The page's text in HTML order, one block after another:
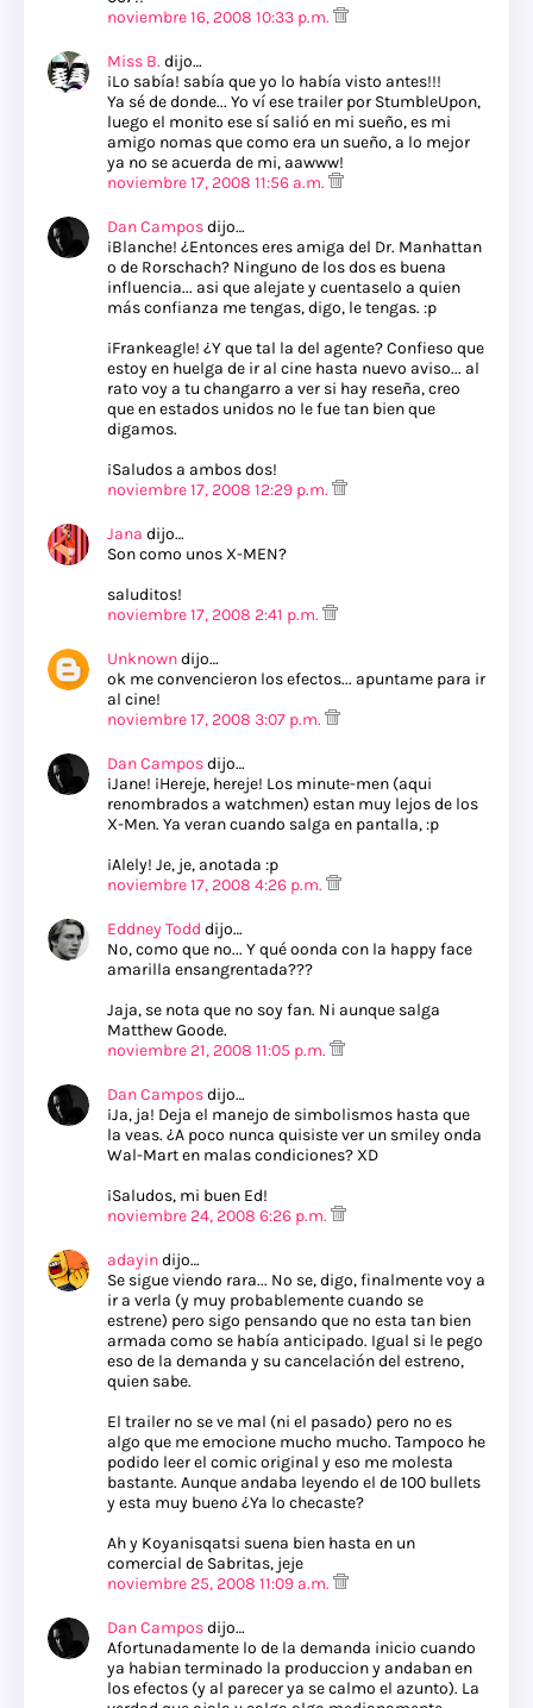
noviembre 16, 2008 10:33 p.m.
Miss B. dijo…
¡Lo sabía! sabía que yo lo había visto antes!!!
Ya sé de donde... Yo ví ese trailer por StumbleUpon,
luego el monito ese sí salió en mi sueño, es mi
amigo nomas que como era un sueño, a lo mejor
ya no se acuerda de mi, aawww!
noviembre 17, 2008 11:56 a.m.
Dan Camposdijo…
¡Blanche! ¿Entonces eres amiga del Dr. Manhattan
o de Rorschach? Ninguno de los dos es buena
influencia... asi que alejate y cuentaselo a quien
más confianza me tengas, digo, le tengas. :p
¡Frankeagle! ¿Y que tal la del agente? Confieso que
estoy en huelga de ir al cine hasta nuevo aviso... al
rato voy a tu changarro a ver si hay reseña, creo
que en estados unidos no le fue tan bien que
digamos.
¡Saludos a ambos dos!
noviembre 17, 2008 12:29 p.m.
Jana dijo…
Son como unos X-MEN?
saluditos!
noviembre 17, 2008 2:41 p.m.
Unknowndijo…
ok me convencieron los efectos... apuntame para ir
al cine!
noviembre 17, 2008 3:07 p.m.
Dan Camposdijo…
¡Jane! ¡Hereje, hereje! Los minute-men (aqui
renombrados a watchmen) estan muy lejos de los
X-Men. Ya veran cuando salga en pantalla, :p
¡Alely! Je, je, anotada :p
noviembre 17, 2008 4:26 p.m.
Eddney Todd dijo…
No, como que no... Y qué oonda con la happy face
amarilla ensangrentada???
Jaja, se nota que no soy fan. Ni aunque salga
Matthew Goode.
noviembre 21, 2008 11:05 p.m.
Dan Camposdijo…
¡Ja, ja! Deja el manejo de simbolismos hasta que
la veas. ¿A poco nunca quisiste ver un smiley onda
Wal-Mart en malas condiciones? XD
¡Saludos, mi buen Ed!
noviembre 24, 2008 6:26 p.m.
adayindijo…
Se sigue viendo rara... No se, digo, finalmente voy a
ir a verla (y muy probablemente cuando se
estrene) pero sigo pensando que no esta tan bien
armada como se había anticipado. Igual si le pego
eso de la demanda y su cancelación del estreno,
quien sabe.
El trailer no se ve mal (ni el pasado) pero no es
algo que me emocione mucho mucho. Tampoco he
podido leer el comic original y eso me molesta
bastante. Aunque andaba leyendo el de 100 bullets
y esta muy bueno ¿Ya lo checaste?
Ah y Koyanisqatsi suena bien hasta en un
comercial de Sabritas, jeje
noviembre 25, 2008 11:09 a.m.
Dan Camposdijo…
Afortunadamente lo de la demanda inicio cuando
ya habian terminado la produccion y andaban en
los efectos (y al parecer ya se calmo el azunto). La